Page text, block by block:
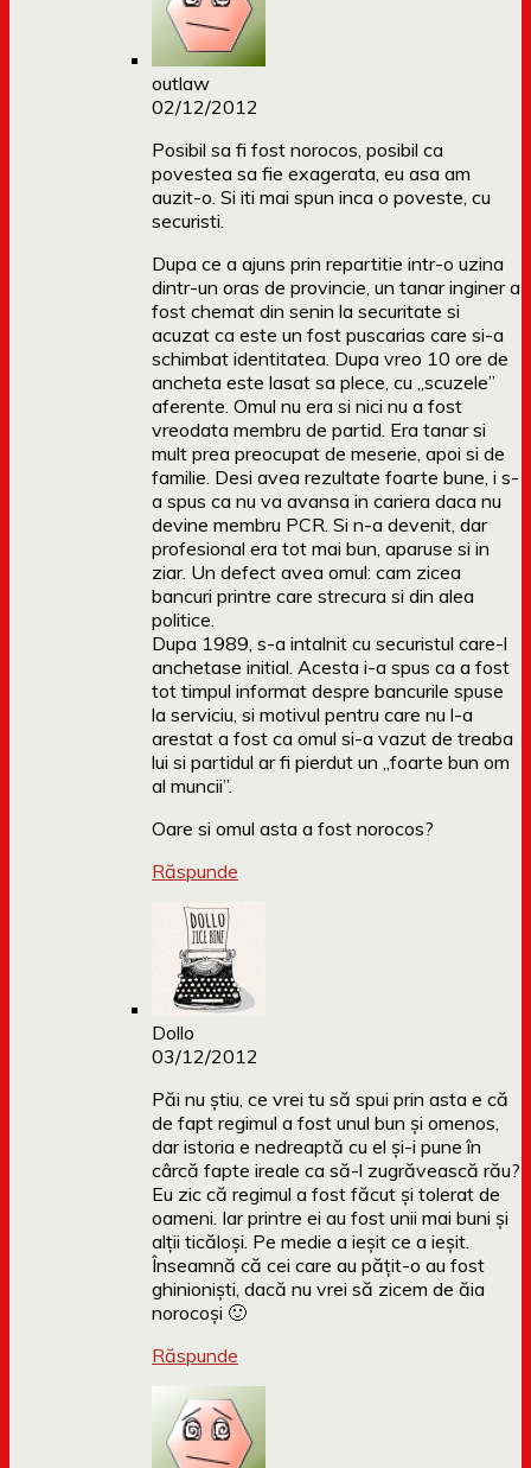
outlaw
02/12/2012
Posibil sa fi fost norocos, posibil ca
povestea sa fie exagerata, eu asa am
auzit-o. Si iti mai spun inca o poveste, cu
securisti.
Dupa ce a ajuns prin repartitie intr-o uzina
dintr-un oras de provincie, un tanar inginer a
fost chemat din senin la securitate si
acuzat ca este un fost puscarias care si-a
schimbat identitatea. Dupa vreo 10 ore de
ancheta este lasat sa plece, cu „scuzele”
aferente. Omul nu era si nici nu a fost
vreodata membru de partid. Era tanar si
mult prea preocupat de meserie, apoi si de
familie. Desi avea rezultate foarte bune, i s-
a spus ca nu va avansa in cariera daca nu
devine membru PCR. Si n-a devenit, dar
profesional era tot mai bun, aparuse si in
ziar. Un defect avea omul: cam zicea
bancuri printre care strecura si din alea
politice.
Dupa 1989, s-a intalnit cu securistul care-l
anchetase initial. Acesta i-a spus ca a fost
tot timpul informat despre bancurile spuse
la serviciu, si motivul pentru care nu l-a
arestat a fost ca omul si-a vazut de treaba
lui si partidul ar fi pierdut un „foarte bun om
al muncii”.
Oare si omul asta a fost norocos?
Răspunde
Dollo
03/12/2012
Păi nu știu, ce vrei tu să spui prin asta e că
de fapt regimul a fost unul bun și omenos,
dar istoria e nedreaptă cu el și-i pune în
cârcă fapte ireale ca să-l zugrăvească rău?
Eu zic că regimul a fost făcut și tolerat de
oameni. Iar printre ei au fost unii mai buni și
alții ticăloși. Pe medie a ieșit ce a ieșit.
Înseamnă că cei care au pățit-o au fost
ghinioniști, dacă nu vrei să zicem de ăia
norocoși 🙂
Răspunde